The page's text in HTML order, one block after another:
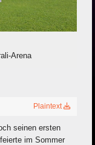
Arena
Plaintext
seinen ersten
im Sommer